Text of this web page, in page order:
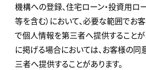
機構への登録、住宅ローン・投資用ロ
等を含む）において、必要な範囲でお
で個人情報を第三者へ提供することが
に掲げる場合においては、お客様の同
三者へ提供することがあります。